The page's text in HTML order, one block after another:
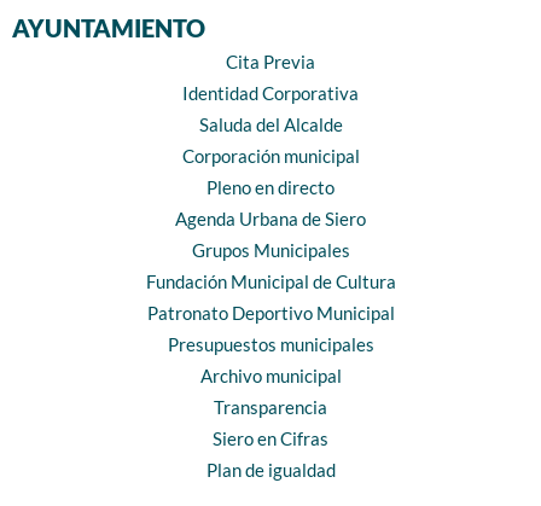
AYUNTAMIENTO
Cita Previa
Identidad Corporativa
Saluda del Alcalde
Corporación municipal
Pleno en directo
Agenda Urbana de Siero
Grupos Municipales
Fundación Municipal de Cultura
Patronato Deportivo Municipal
Presupuestos municipales
Archivo municipal
Transparencia
Siero en Cifras
Plan de igualdad